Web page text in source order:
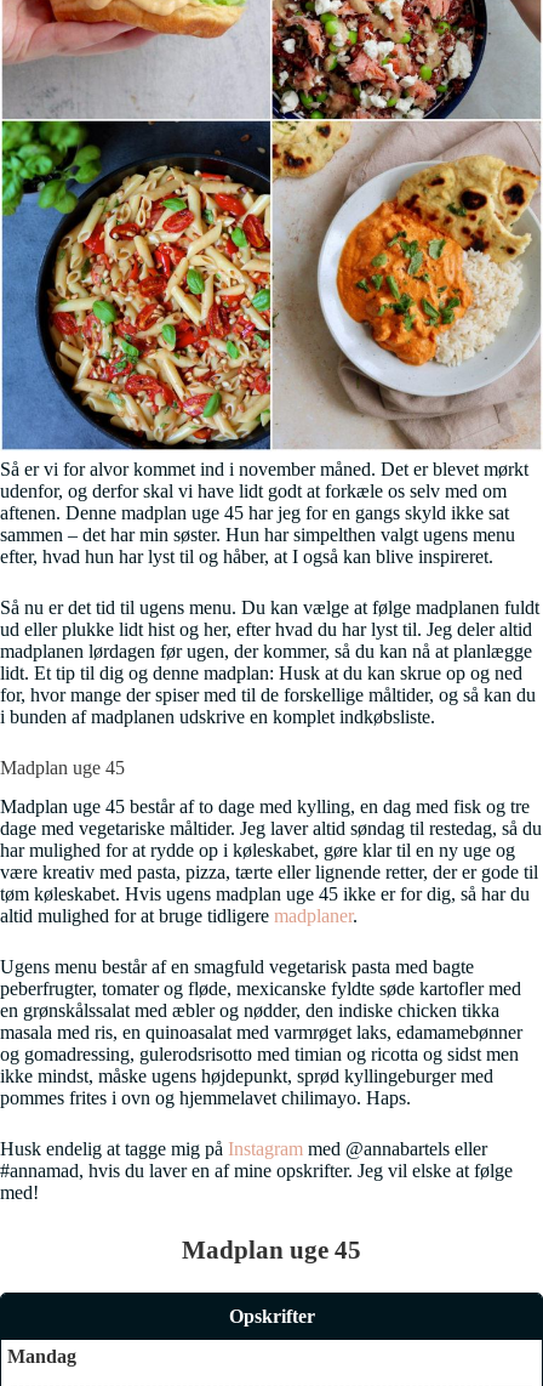
Så er vi for alvor kommet ind i november måned. Det er blevet mørkt
udenfor, og derfor skal vi have lidt godt at forkæle os selv med om
aftenen. Denne madplan uge 45 har jeg for en gangs skyld ikke sat
sammen – det har min søster. Hun har simpelthen valgt ugens menu
efter, hvad hun har lyst til og håber, at I også kan blive inspireret.
Så nu er det tid til ugens menu. Du kan vælge at følge madplanen fuldt
ud eller plukke lidt hist og her, efter hvad du har lyst til. Jeg deler altid
madplanen lørdagen før ugen, der kommer, så du kan nå at planlægge
lidt. Et tip til dig og denne madplan: Husk at du kan skrue op og ned
for, hvor mange der spiser med til de forskellige måltider, og så kan du
i bunden af madplanen udskrive en komplet indkøbsliste.
Madplan uge 45
Madplan uge 45 består af to dage med kylling, en dag med fisk og tre
dage med vegetariske måltider. Jeg laver altid søndag til restedag, så du
har mulighed for at rydde op i køleskabet, gøre klar til en ny uge og
være kreativ med pasta, pizza, tærte eller lignende retter, der er gode til
tøm køleskabet. Hvis ugens madplan uge 45 ikke er for dig, så har du
altid mulighed for at bruge tidligere madplaner.
Ugens menu består af en smagfuld vegetarisk pasta med bagte
peberfrugter, tomater og fløde, mexicanske fyldte søde kartofler med
en grønskålssalat med æbler og nødder, den indiske chicken tikka
masala med ris, en quinoasalat med varmrøget laks, edamamebønner
og gomadressing, gulerodsrisotto med timian og ricotta og sidst men
ikke mindst, måske ugens højdepunkt, sprød kyllingeburger med
pommes frites i ovn og hjemmelavet chilimayo. Haps.
Husk endelig at tagge mig på Instagram med @annabartels eller
#annamad, hvis du laver en af mine opskrifter. Jeg vil elske at følge
med!
Madplan uge 45
Opskrifter
Mandag